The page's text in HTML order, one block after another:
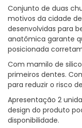
Conjunto de duas
motivos da cidade
desenvolvidas para
anatômica garante
posicionada
Com mamilo de
primeiros dentes.
para reduzir o risco
Apresentação 2
design do produto
disponibilidade.